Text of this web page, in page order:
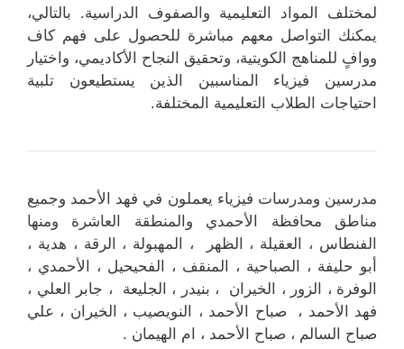
لمختلف المواد التعليمية والصفوف الدراسية. بالتالي،
يمكنك التواصل معهم مباشرة للحصول على فهم كاف
ووافٍ للمناهج الكويتية، وتحقيق النجاح الأكاديمي، واختيار
مدرسين فيزياء المناسبين الذين يستطيعون تلبية
احتياجات الطلاب التعليمية المختلفة.
مدرسين ومدرسات فيزياء يعملون في فهد الأحمد وجميع
مناطق محافظة الأحمدي والمنطقة العاشرة ومنها
الفنطاس ، العقيلة ، الظهر ، المهبولة ، الرقة ، هدية ،
أبو حليفة ، الصباحية ، المنقف ، الفحيحيل ، الأحمدي ،
الوفرة ، الزور ، الخيران ، بنيدر ، الجليعة ، جابر العلي ،
فهد الأحمد ، صباح الأحمد ، النويصيب ، الخيران ، علي
صباح السالم ، صباح الأحمد ، ام الهيمان .